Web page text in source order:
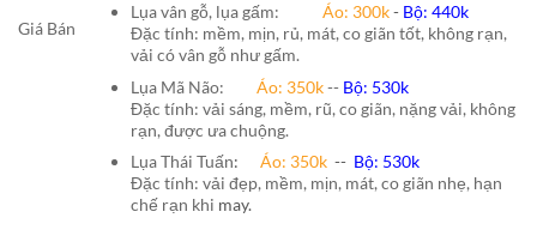
Giá Bán
Lụa vân gỗ, lụa gấm: Áo: 300k- Bộ: 440k
Đặc tính: mềm, mịn, rủ, mát, co giãn tốt, không rạn,
vải có vân gỗ như gấm.
Lụa Mã Não: Áo: 350k-- Bộ: 530k
Đặc tính: vải sáng, mềm, rũ, co giãn, nặng vải, không
rạn, được ưa chuộng.
Lụa Thái Tuấn: Áo: 350k-- Bộ: 530k
Đặc tính: vải đẹp, mềm, mịn, mát, co giãn nhẹ, hạn
chế rạn khi may.